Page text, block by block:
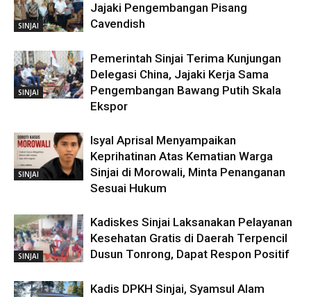
SINJAI
Jajaki Pengembangan Pisang
Cavendish
SINJAI
Pemerintah Sinjai Terima Kunjungan
Delegasi China, Jajaki Kerja Sama
Pengembangan Bawang Putih Skala
Ekspor
SINJAI
Isyal Aprisal Menyampaikan
Keprihatinan Atas Kematian Warga
Sinjai di Morowali, Minta Penanganan
Sesuai Hukum
SINJAI
Kadiskes Sinjai Laksanakan Pelayanan
Kesehatan Gratis di Daerah Terpencil
Dusun Tonrong, Dapat Respon Positif
Kadis DPKH Sinjai, Syamsul Alam